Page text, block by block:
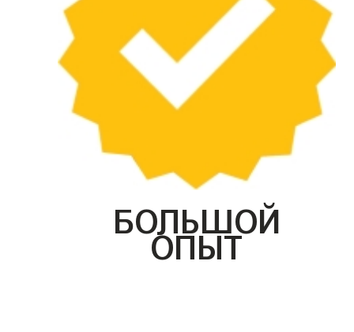
БОЛЬШОЙ
ОПЫТ